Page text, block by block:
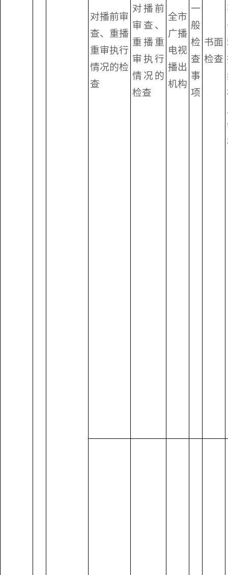
对播前审
查、重播
重审执行
情况的检
查
对播前
审查、
重播重
审执行
情况的
检查
全市
广播
电视
播出
机构
一
般
检
查
事
项
书面
检查